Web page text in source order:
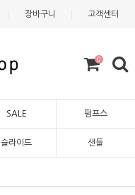
장바구니 고객센터
0
SALE 펌프스
슬라이드 샌들